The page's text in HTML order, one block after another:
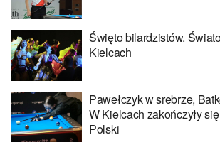
Święto bilardzistów.
Kielcach
Pawełczyk w srebrze,
W Kielcach zakończyły
Polski